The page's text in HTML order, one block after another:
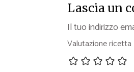
Lascia un
Il tuo indirizzo
Valutazione ricetta